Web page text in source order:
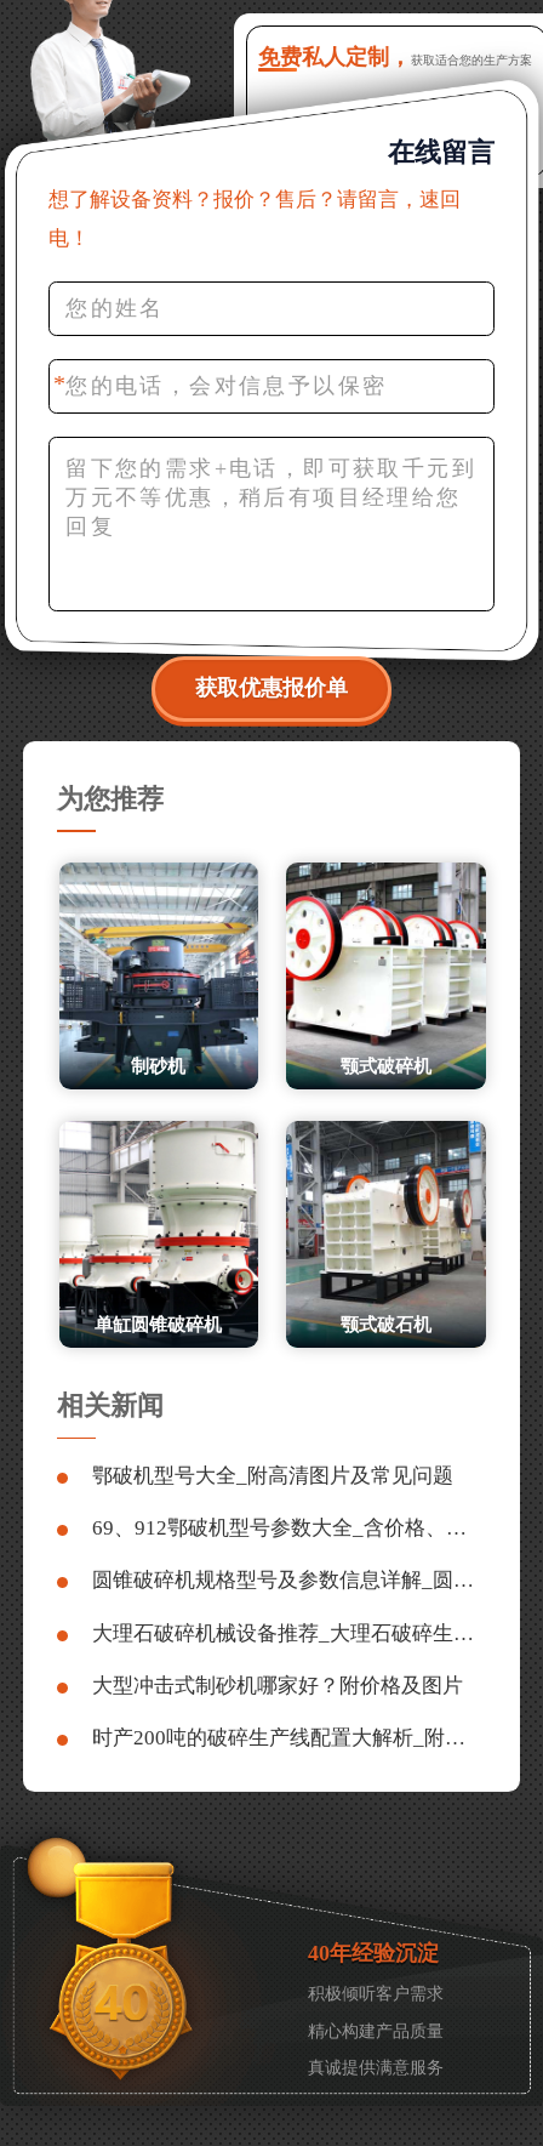
16分钟前 程先生：破碎生产线出个方案及报价，有什
么售后服务？
22分钟前 郑女士：想了解时产500吨锤破，加工石灰石
31分钟前 吴先生：成套石头破碎设备有吗？给个详细
产品资料
36分钟前 罗先生：每小时100吨左右的鄂破和反击破，
42分钟前 梁先生：膨润土磨到200目，用什么磨粉设
备？
免费私人定制， 获取适合您的生产方案
在线留言
想了解设备资料？报价？售后？请留言，速回
电！
获取优惠报价单
为您推荐
制砂机 颚式破碎机
单缸圆锥破碎机 颚式破石机
相关新闻
鄂破机型号大全_附高清图片及常见问题
69、912鄂破机型号参数大全_含价格、现场视频
圆锥破碎机规格型号及参数信息详解_圆锥破碎机价格
大理石破碎机械设备推荐_大理石破碎生产线价格
大型冲击式制砂机哪家好？附价格及图片
时产200吨的破碎生产线配置大解析_附现场高清大图
40年经验沉淀
积极倾听客户需求
精心构建产品质量
真诚提供满意服务